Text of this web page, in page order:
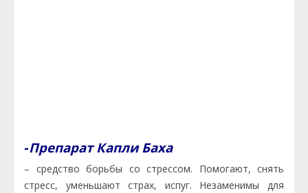
-Препарат Капли Баха
– средство борьбы со стрессом. Помогают, снять
стресс, уменьшают страх, испуг. Незаменимы для